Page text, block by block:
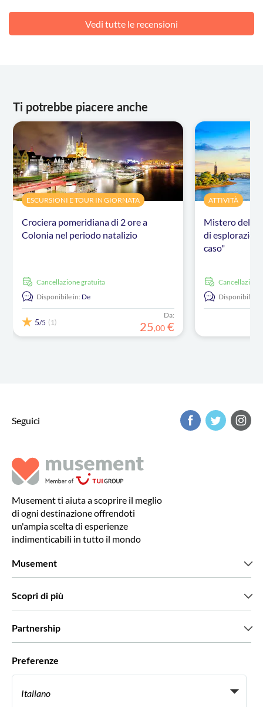
Vedi tutte le recensioni
Ti potrebbe piacere anche
ESCURSIONI E TOUR IN GIORNATA
Crociera pomeridiana di 2 ore a
Colonia nel periodo natalizio
Cancellazione gratuita
Disponibile in: De
5/5 (1)
Da:
25,00 €
ATTIVITÀ
Mistero
di
caso"
Disponibile in:
Seguici
Musement ti aiuta a scoprire il meglio
di ogni destinazione offrendoti
un'ampia scelta di esperienze
indimenticabili in tutto il mondo
Musement
Scopri di più
Partnership
Preferenze
Italiano